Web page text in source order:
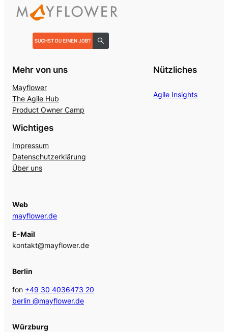
Mehr von uns
Mayflower
The Agile Hub
Product Owner Camp
Nützliches
Agile Insights
Wichtiges
Impressum
Datenschutzerklärung
Über uns
Web
mayflower.de
E-Mail
kontakt@mayflower.de
Berlin
fon +49 30 4036473 20
berlin @mayflower.de
Würzburg